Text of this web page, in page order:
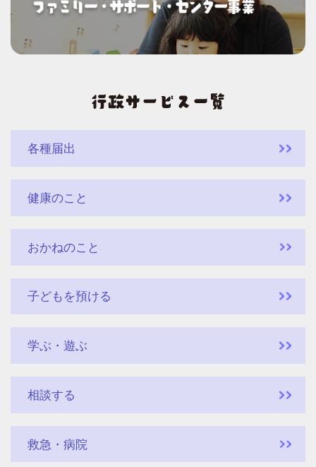
各種届出
健康のこと
おかねのこと
子どもを預ける
学ぶ・遊ぶ
相談する
救急・病院